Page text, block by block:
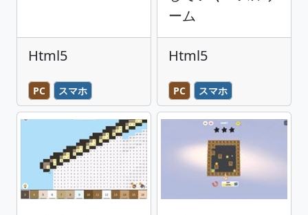
Html5
PC スマホ
ーム
Html5
PC スマホ